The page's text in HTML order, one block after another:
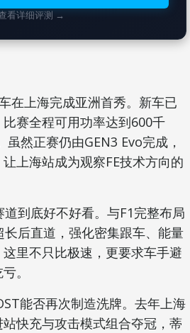
看详细评测 →
在上海完成亚洲首秀。新车已
赛全程可用功率达到600千
然正赛仍由GEN3 Evo完成，
上海站成为观察FE技术方向的
到底好不好看。与F1完整布局
长后直道，强化密集跟车、能量
里不只比极速，更要求车手避
。
能否再次制造洗牌。去年上海
快充与攻击模式组合夺冠，蒂